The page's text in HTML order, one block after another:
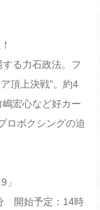
る力石政法。フ
頂上決戦”。約4
宏心など好カー
ロボクシングの迫
」
開始予定：14時